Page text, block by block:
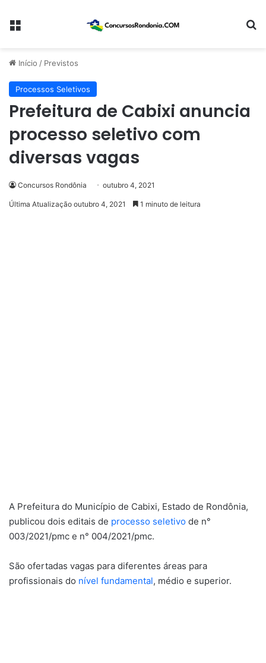
Menu
Início / Previstos
Processos Seletivos
Prefeitura de Cabixi anuncia
processo seletivo com
diversas vagas
Concursos Rondônia outubro 4, 2021
Última Atualização outubro 4, 2021 1 minuto de leitura
A Prefeitura do Município de Cabixi, Estado de Rondônia,
publicou dois editais de processo seletivo de n°
003/2021/pmc e n° 004/2021/pmc.
São ofertadas vagas para diferentes áreas para
profissionais do nível fundamental, médio e superior.